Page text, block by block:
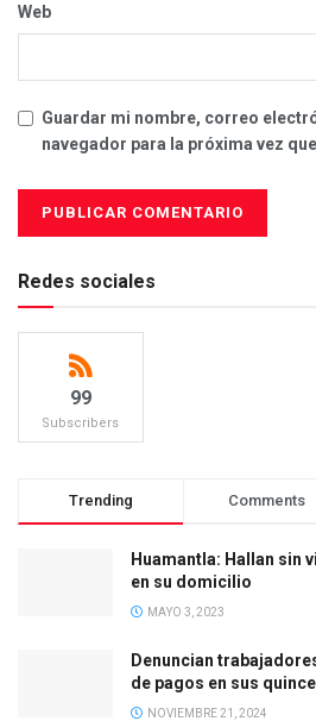
Web
Guardar mi nombre, correo
navegador para la próxima vez
Redes sociales
99
Subscribers
Trending Comments
Huamantla: Hallan sin
en su domicilio
MAYO 3, 2023
Denuncian
de pagos en sus
NOVIEMBRE 21, 2024